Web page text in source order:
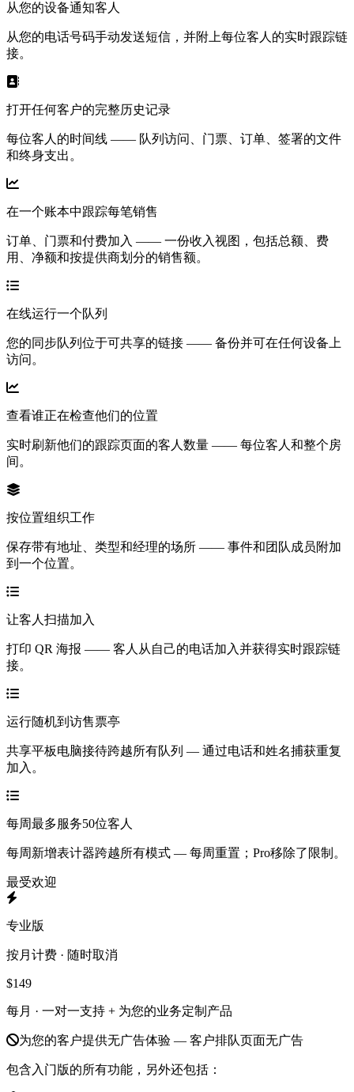
从您的设备通知客人
从您的电话号码手动发送短信，并附上每位客人的实时跟踪链
接。
打开任何客户的完整历史记录
每位客人的时间线 —— 队列访问、门票、订单、签署的文件
和终身支出。
在一个账本中跟踪每笔销售
订单、门票和付费加入 —— 一份收入视图，包括总额、费
用、净额和按提供商划分的销售额。
在线运行一个队列
您的同步队列位于可共享的链接 —— 备份并可在任何设备上
访问。
查看谁正在检查他们的位置
实时刷新他们的跟踪页面的客人数量 —— 每位客人和整个房
间。
按位置组织工作
保存带有地址、类型和经理的场所 —— 事件和团队成员附加
到一个位置。
让客人扫描加入
打印 QR 海报 —— 客人从自己的电话加入并获得实时跟踪链
接。
运行随机到访售票亭
共享平板电脑接待跨越所有队列 — 通过电话和姓名捕获重复
加入。
每周最多服务50位客人
每周新增表计器跨越所有模式 — 每周重置；Pro移除了限制。
最受欢迎
专业版
按月计费 · 随时取消
$149
每月 · 一对一支持 + 为您的业务定制产品
为您的客户提供无广告体验 — 客户排队页面无广告
包含入门版的所有功能，另外还包括：